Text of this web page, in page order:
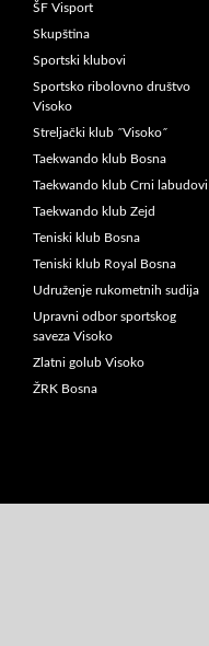
ŠF Visport
Skupština
Sportski klubovi
Sportsko ribolovno društvo
Visoko
Streljački klub ˝Visoko˝
Taekwando klub Bosna
Taekwando klub Crni labudovi
Taekwando klub Zejd
Teniski klub Bosna
Teniski klub Royal Bosna
Udruženje rukometnih sudija
Upravni odbor sportskog
saveza Visoko
Zlatni golub Visoko
ŽRK Bosna